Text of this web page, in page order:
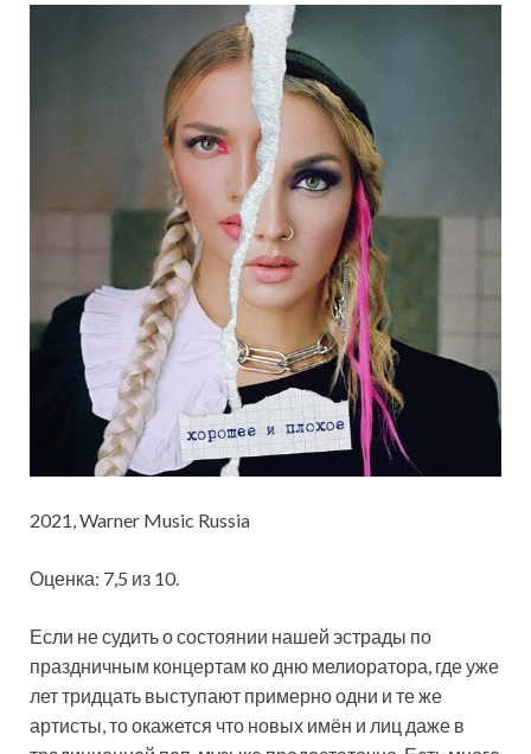
2021, Warner Music Russia
Оценка: 7,5 из 10.
Если не судить о состоянии нашей эстрады по
праздничным концертам ко дню мелиоратора, где уже
лет тридцать выступают примерно одни и те же
артисты, то окажется что новых имён и лиц даже в